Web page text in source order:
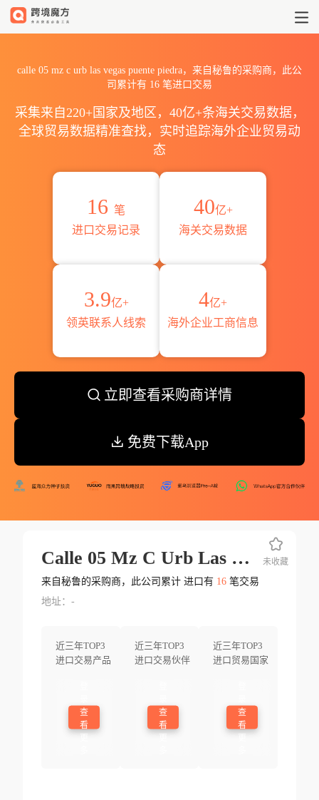
calle 05 mz c urb las vegas puente piedra，来自秘鲁的采购商，此公
司累计有 16 笔进口交易
采集来自220+国家及地区，40亿+条海关交易数据，
全球贸易数据精准查找，实时追踪海外企业贸易动
态
16 笔
进口交易记录
40亿+
海关交易数据
3.9亿+
领英联系人线索
4亿+
海外企业工商信息
立即查看采购商详情
免费下载App
Calle 05 Mz C Urb Las Vegas Puente Piedra
来自秘鲁的采购商，此公司累计 进口有 16笔交易
地址：-
近三年TOP3
进口交易产品
查
看
近三年TOP3
进口交易伙伴
查
看
近三年TOP3
进口贸易国家
查
看
未收藏